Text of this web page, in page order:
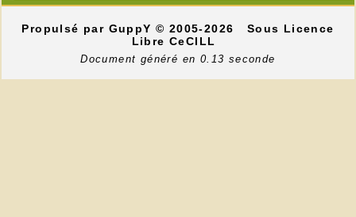
Propulsé par GuppY© 2005-2026
Sous Licence
Libre CeCILL
Document généré en 0.13 seconde